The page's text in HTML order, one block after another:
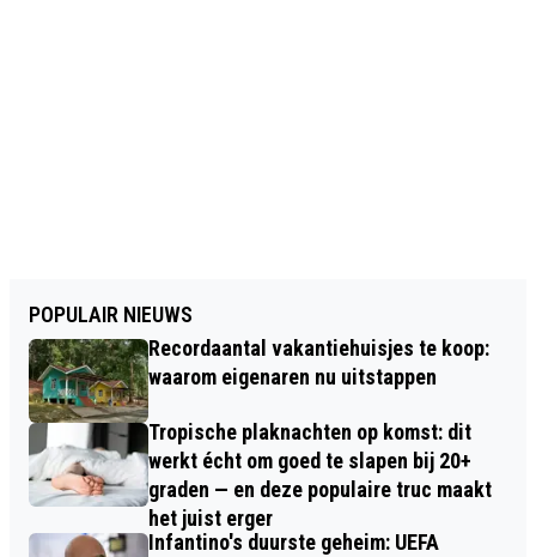
POPULAIR NIEUWS
Recordaantal vakantiehuisjes te koop:
waarom eigenaren nu uitstappen
Tropische plaknachten op komst: dit
werkt écht om goed te slapen bij 20+
graden — en deze populaire truc maakt
het juist erger
Infantino's duurste geheim: UEFA